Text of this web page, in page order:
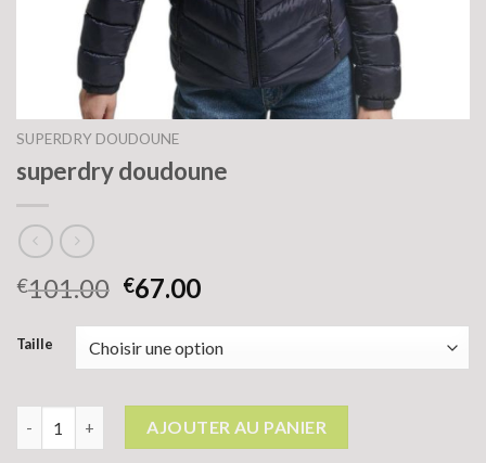
SUPERDRY DOUDOUNE
superdry doudoune
€101.00 €67.00
Taille
quantité de superdry doudoune
AJOUTER AU PANIER